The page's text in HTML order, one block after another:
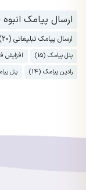
ارسال پیامک انبوه
ارسال پیامک تبلیغاتی (20)
پنل پیامک (15)
افزایش
رادین پیامک (14)
پنل